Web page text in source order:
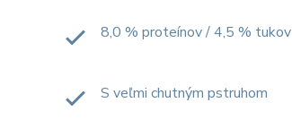
8,0 % proteínov / 4,5 % tukov
S veľmi chutným pstruhom